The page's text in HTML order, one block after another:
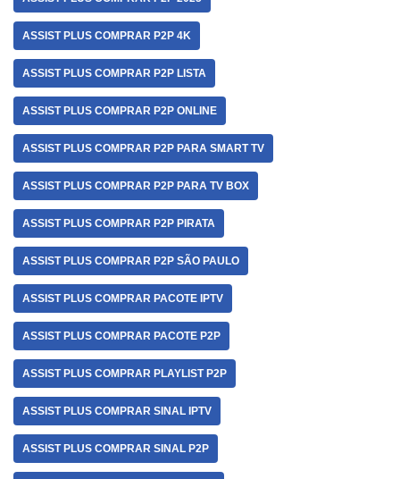
ASSIST PLUS COMPRAR P2P 4K
ASSIST PLUS COMPRAR P2P LISTA
ASSIST PLUS COMPRAR P2P ONLINE
ASSIST PLUS COMPRAR P2P PARA SMART TV
ASSIST PLUS COMPRAR P2P PARA TV BOX
ASSIST PLUS COMPRAR P2P PIRATA
ASSIST PLUS COMPRAR P2P SÃO PAULO
ASSIST PLUS COMPRAR PACOTE IPTV
ASSIST PLUS COMPRAR PACOTE P2P
ASSIST PLUS COMPRAR PLAYLIST P2P
ASSIST PLUS COMPRAR SINAL IPTV
ASSIST PLUS COMPRAR SINAL P2P